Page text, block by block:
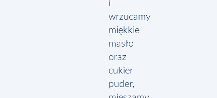
i
wrzucamy
miękkie
masło
oraz
cukier
puder,